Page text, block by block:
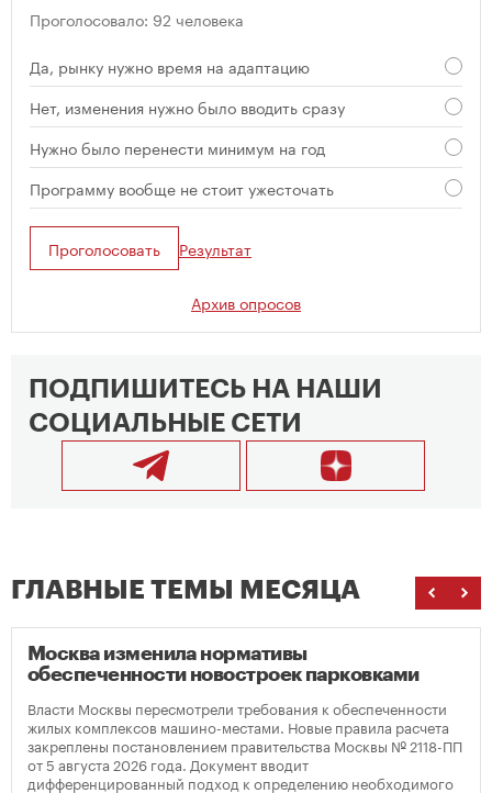
Проголосовало: 92 человека
Да, рынку нужно время на адаптацию
Нет, изменения нужно было вводить сразу
Нужно было перенести минимум на год
Программу вообще не стоит ужесточать
Проголосовать Результат
Архив опросов
ПОДПИШИТЕСЬ НА НАШИ
СОЦИАЛЬНЫЕ СЕТИ
ГЛАВНЫЕ ТЕМЫ МЕСЯЦА
Москва изменила нормативы
обеспеченности новостроек парковками
Власти Москвы пересмотрели требования к обеспеченности
жилых комплексов машино-местами. Новые правила расчета
закреплены постановлением правительства Москвы № 2118-ПП
от 5 августа 2026 года. Документ вводит
дифференцированный подход к определению необходимого